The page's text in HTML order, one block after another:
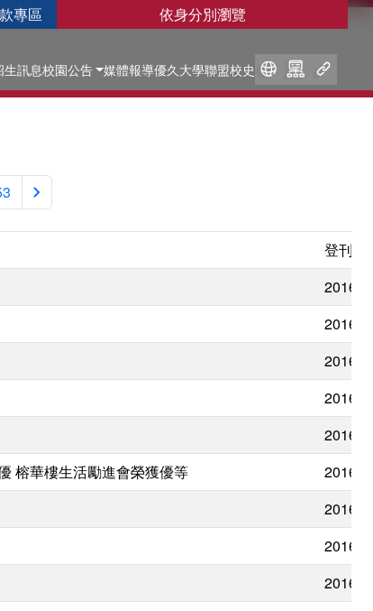
專區 依身分別瀏覽
生訊息校園公告 媒體報導優久大學聯盟校史
登刊日
2016/
2016/
2016/
2016/
2016/
榕華樓生活勵進會榮獲優等
2016/
2016/
2016/
2016/